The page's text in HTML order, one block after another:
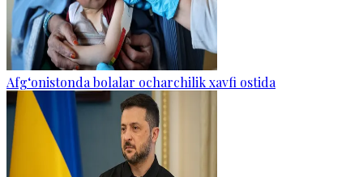
Afg‘onistonda bolalar ocharchilik xavfi ostida